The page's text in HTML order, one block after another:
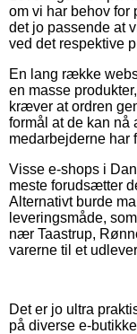
om vi har behov for
det jo passende at
ved det respektive
En lang række
en masse
kræver at ordren
formål at de kan nå
medarbejderne har
Visse e-shops i
meste forudsætter
Alternativt burde
leveringsmåde,
nær Taastrup,
varerne til et
Det er jo ultra
på diverse e-